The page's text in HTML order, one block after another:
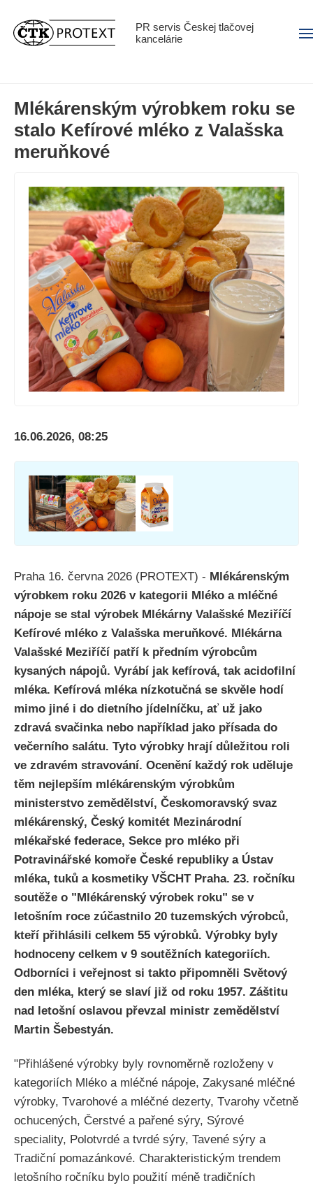
PR servis Českej tlačovej
kancelárie
Mlékárenským výrobkem roku se
stalo Kefírové mléko z Valašska
meruňkové
16.06.2026, 08:25
Praha 16. června 2026 (PROTEXT) - Mlékárenským
výrobkem roku 2026 v kategorii Mléko a mléčné
nápoje se stal výrobek Mlékárny Valašské Meziříčí
Kefírové mléko z Valašska meruňkové. Mlékárna
Valašské Meziříčí patří k předním výrobcům
kysaných nápojů. Vyrábí jak kefírová, tak acidofilní
mléka. Kefírová mléka nízkotučná se skvěle hodí
mimo jiné i do dietního jídelníčku, ať už jako
zdravá svačinka nebo například jako přísada do
večerního salátu. Tyto výrobky hrají důležitou roli
ve zdravém stravování. Ocenění každý rok uděluje
těm nejlepším mlékárenským výrobkům
ministerstvo zemědělství, Českomoravský svaz
mlékárenský, Český komitét Mezinárodní
mlékařské federace, Sekce pro mléko při
Potravinářské komoře České republiky a Ústav
mléka, tuků a kosmetiky VŠCHT Praha. 23. ročníku
soutěže o "Mlékárenský výrobek roku" se v
letošním roce zúčastnilo 20 tuzemských výrobců,
kteří přihlásili celkem 55 výrobků. Výrobky byly
hodnoceny celkem v 9 soutěžních kategoriích.
Odborníci i veřejnost si takto připomněli Světový
den mléka, který se slaví již od roku 1957. Záštitu
nad letošní oslavou převzal ministr zemědělství
Martin Šebestyán.
"Přihlášené výrobky byly rovnoměrně rozloženy v
kategoriích Mléko a mléčné nápoje, Zakysané mléčné
výrobky, Tvarohové a mléčné dezerty, Tvarohy včetně
ochucených, Čerstvé a pařené sýry, Sýrové
speciality, Polotvrdé a tvrdé sýry, Tavené sýry a
Tradiční pomazánkové. Charakteristickým trendem
letošního ročníku bylo použití méně tradičních